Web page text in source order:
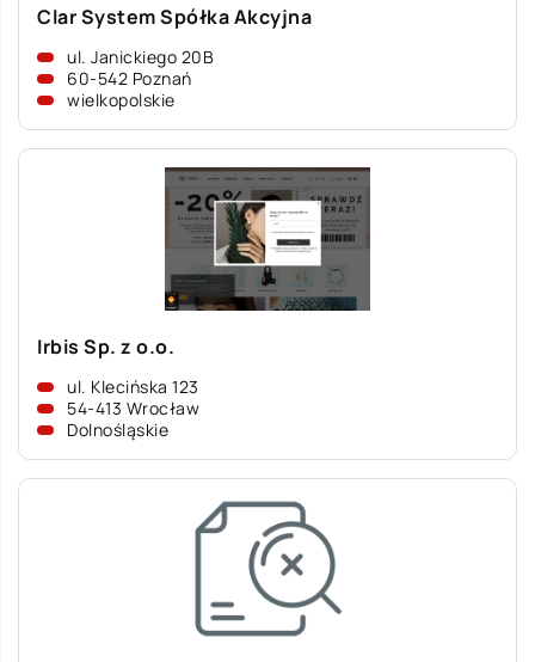
Clar System Spółka Akcyjna
ul. Janickiego 20B
60-542 Poznań
wielkopolskie
Irbis Sp. z o.o.
ul. Klecińska 123
54-413 Wrocław
Dolnośląskie